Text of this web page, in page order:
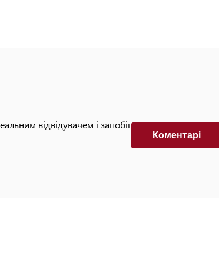
відвідувачем і запобігти автоматизованим
Коментарi